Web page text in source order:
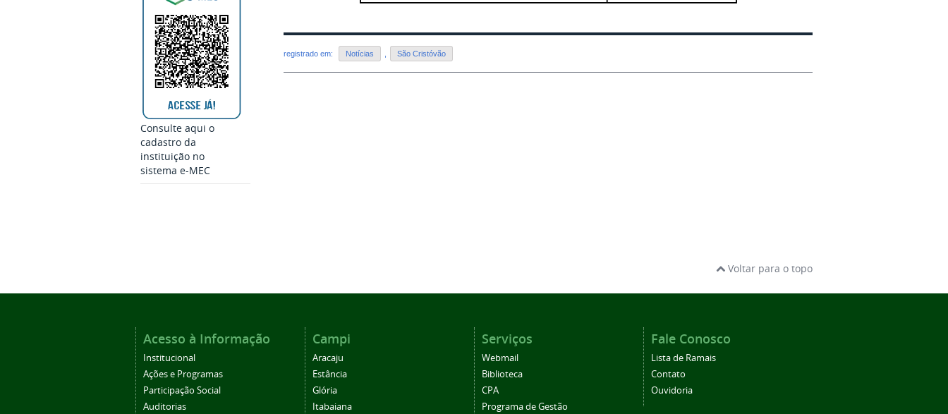
Consulte aqui o
cadastro da
instituição no
sistema e-MEC
registrado em: Notícias São Cristóvão
Voltar para o topo
Acesso à Informação
Institucional
Ações e Programas
Participação Social
Auditorias
Campi
Aracaju
Estância
Glória
Itabaiana
Serviços
Webmail
Biblioteca
CPA
Programa de Gestão
Fale Conosco
Lista de Ramais
Contato
Ouvidoria